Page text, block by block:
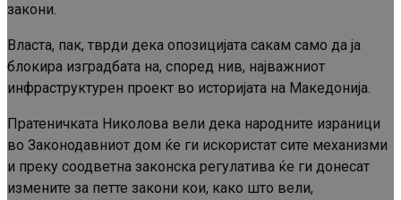
закони.
Власта, пак, тврди дека опозицијата сакам само да ја
блокира изградбата на, според нив, најважниот
инфраструктурен проект во историјата на Македонија.
Пратеничката Николова вели дека народните израници
во Законодавниот дом ќе ги искористат сите механизми
и преку соодветна законска регулатива ќе ги донесат
измените за петте закони кои, како што вели,